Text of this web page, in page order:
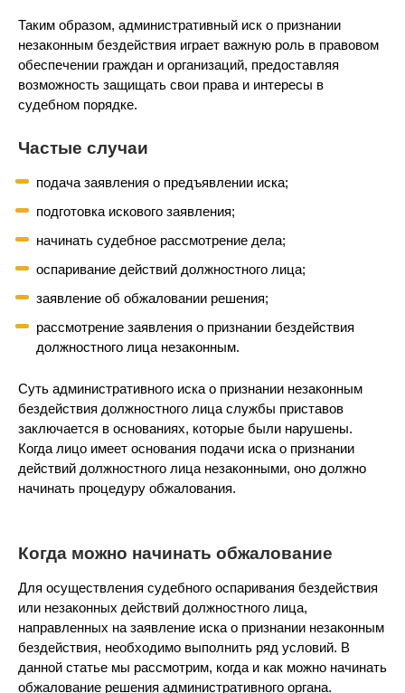
Таким образом, административный иск о признании
незаконным бездействия играет важную роль в правовом
обеспечении граждан и организаций, предоставляя
возможность защищать свои права и интересы в
судебном порядке.
Частые случаи
подача заявления о предъявлении иска;
подготовка искового заявления;
начинать судебное рассмотрение дела;
оспаривание действий должностного лица;
заявление об обжаловании решения;
рассмотрение заявления о признании бездействия
должностного лица незаконным.
Суть административного иска о признании незаконным
бездействия должностного лица службы приставов
заключается в основаниях, которые были нарушены.
Когда лицо имеет основания подачи иска о признании
действий должностного лица незаконными, оно должно
начинать процедуру обжалования.
Когда можно начинать обжалование
Для осуществления судебного оспаривания бездействия
или незаконных действий должностного лица,
направленных на заявление иска о признании незаконным
бездействия, необходимо выполнить ряд условий. В
данной статье мы рассмотрим, когда и как можно начинать
обжалование решения административного органа.